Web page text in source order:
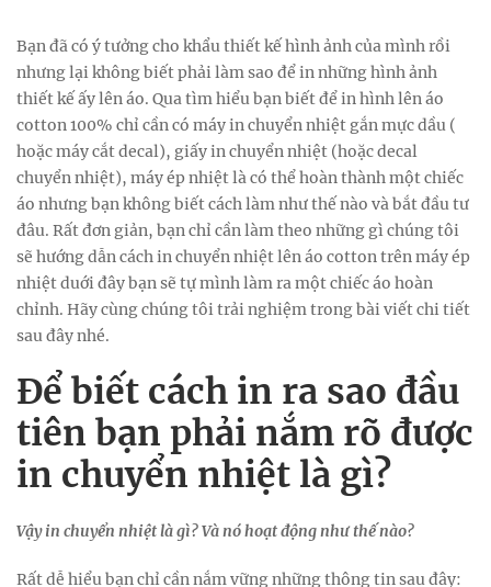
Bạn đã có ý tưởng cho khẩu thiết kế hình ảnh của mình rồi
nhưng lại không biết phải làm sao để in những hình ảnh
thiết kế ấy lên áo. Qua tìm hiểu bạn biết để in hình lên áo
cotton 100% chỉ cần có máy in chuyển nhiệt gắn mực dầu (
hoặc máy cắt decal), giấy in chuyển nhiệt (hoặc decal
chuyển nhiệt), máy ép nhiệt là có thể hoàn thành một chiếc
áo nhưng bạn không biết cách làm như thế nào và bắt đầu tư
đâu. Rất đơn giản, bạn chỉ cần làm theo những gì chúng tôi
sẽ hướng dẫn cách in chuyển nhiệt lên áo cotton trên máy ép
nhiệt duới đây bạn sẽ tự mình làm ra một chiếc áo hoàn
chỉnh. Hãy cùng chúng tôi trải nghiệm trong bài viết chi tiết
sau đây nhé.
Để biết cách in ra sao đầu
tiên bạn phải nắm rõ được
in chuyển nhiệt là gì?
Vậy in chuyển nhiệt là gì? Và nó hoạt động như thế nào?
Rất dễ hiểu bạn chỉ cần nắm vững những thông tin sau đây: